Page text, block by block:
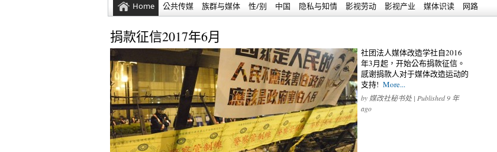
Home 公共传媒 族群与媒体 性/别 中国 隐私与知情 影视劳动 影视产业 媒体识读 网路
捐款征信2017年6月
社团法人媒体改造学社自2016
年3月起，开始公布捐款征信。
感谢捐款人对于媒体改造运动的
支持! More...
by 媒改社秘书处 | Published 9 年
ago